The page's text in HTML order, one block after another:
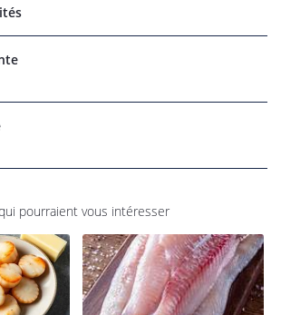
RESTEZ
pourraient vous intéresser